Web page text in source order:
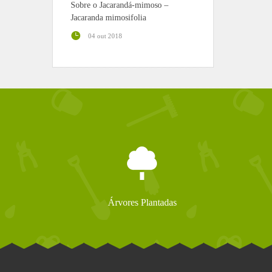
Sobre o Jacarandá-mimoso –
Jacaranda mimosifolia
04 out 2018
Árvores Plantadas